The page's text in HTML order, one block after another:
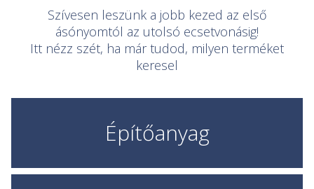
Szívesen leszünk a jobb kezed az első
ásónyomtól az utolsó ecsetvonásig!
Itt nézz szét, ha már tudod, milyen terméket
keresel
Építőanyag